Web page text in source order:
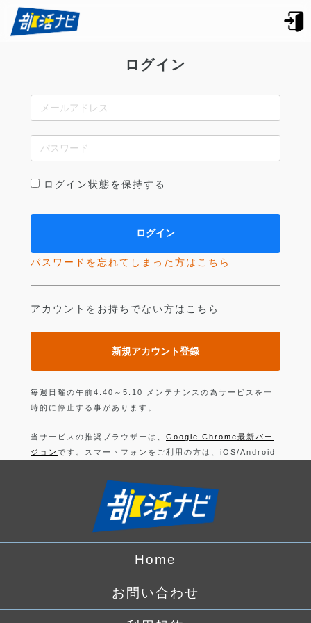
ログイン
ログイン状態を保持する
パスワードを忘れてしまった方はこちら
アカウントをお持ちでない方はこちら
新規アカウント登録
毎週日曜の午前4:40～5:10 メンテナンスの為サービスを一
時的に停止する事があります。
当サービスの推奨ブラウザーは、 Google Chrome最新バー
ジョン です。スマートフォンをご利用の方は、iOS/Android
上記以外のブラウザーでは正常に動作できない可能性があり
ますので、ご注意ください。
ログインすることにより、部活の利用規約
なります。
プライバシーポリシー をお読みください。
でログイン
Home
お問い合わせ